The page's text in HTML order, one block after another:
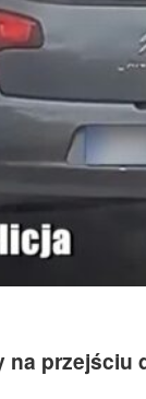
na przejściu